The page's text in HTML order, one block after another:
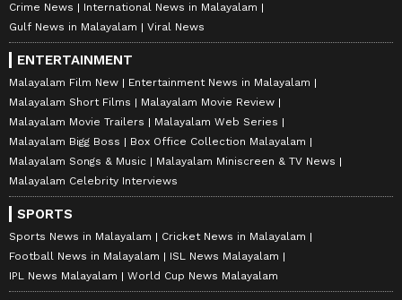
Crime News
International News in Malayalam
Gulf News in Malayalam
Viral News
ENTERTAINMENT
Malayalam Film New
Entertainment News in Malayalam
Malayalam Short Films
Malayalam Movie Review
Malayalam Movie Trailers
Malayalam Web Series
Malayalam Bigg Boss
Box Office Collection Malayalam
Malayalam Songs & Music
Malayalam Miniscreen & TV News
Malayalam Celebrity Interviews
SPORTS
Sports News in Malayalam
Cricket News in Malayalam
Football News in Malayalam
ISL News Malayalam
IPL News Malayalam
World Cup News Malayalam